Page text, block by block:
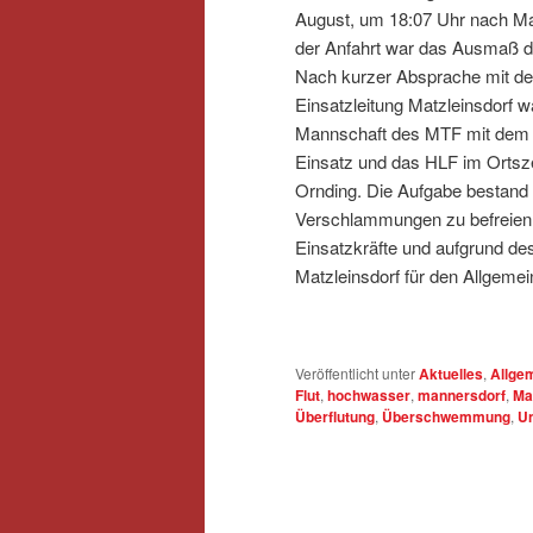
August, um 18:07 Uhr nach
der Anfahrt war das Ausmaß
Nach kurzer Absprache mit
Einsatzleitung Matzleinsdorf
Mannschaft des MTF mit
Einsatz und das HLF im
Ornding. Die Aufgabe
Verschlammungen zu
Einsatzkräfte und aufgrund
Matzleinsdorf für den
Veröffentlicht unterAktuelles,
Flut, hochwasser, mannersdorf,
Überflutung, Überschwemmung,